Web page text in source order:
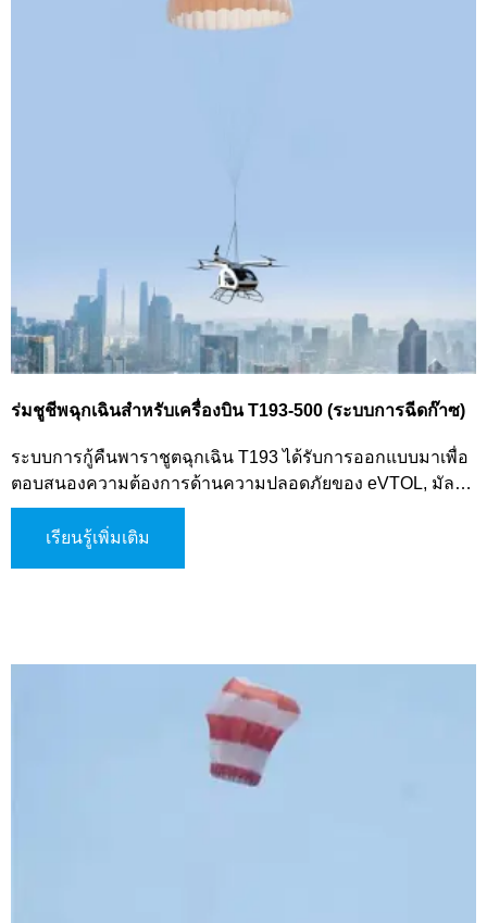
ร่มชูชีพฉุกเฉินสำหรับเครื่องบิน T193-500 (ระบบการฉีดก๊าซ)
ระบบการกู้คืนพาราชูตฉุกเฉิน T193 ได้รับการออกแบบมาเพื่อ
ตอบสนองความต้องการด้านความปลอดภัยของ eVTOL, มัลติ
โรเตอร์ที่ความสูงต่ำ และยานพาหนะอากาศอื่น ๆ ระบบขั้นสูงนี้
ใช้กลไกการขับก๊าซในการเปิดพาราชูต ซึ่งช่วยให้การเปิดใช้
เรียนรู้เพิ่มเติม